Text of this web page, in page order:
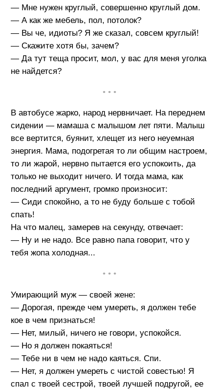
— Мне нужен круглый, совершенно круглый дом.
— А как же мебель, пол, потолок?
— Вы че, идиоты? Я же сказал, совсем круглый!
— Скажите хотя бы, зачем?
— Да тут теща просит, мол, у вас для меня уголка
не найдется?
• • •
В автобусе жарко, народ нервничает. На переднем
сидении — мамаша с малышом лет пяти. Малыш
все вертится, буянит, хлещет из него неуемная
энергия. Мама, подогретая то ли общим настроем,
то ли жарой, нервно пытается его успокоить, да
только не выходит ничего. И тогда мама, как
последний аргумент, громко произносит:
— Сиди спокойно, а то не буду больше с тобой
спать!
На что малец, замерев на секунду, отвечает:
— Ну и не надо. Все равно папа говорит, что у
тебя жопа холодная...
• • •
Умирающий муж — своей жене:
— Дорогая, прежде чем умереть, я должен тебе
кое в чем признаться!
— Нет, милый, ничего не говори, успокойся.
— Но я должен покаяться!
— Тебе ни в чем не надо каяться. Спи.
— Нет, я должен умереть с чистой совестью! Я
спал с твоей сестрой, твоей лучшей подругой, ее